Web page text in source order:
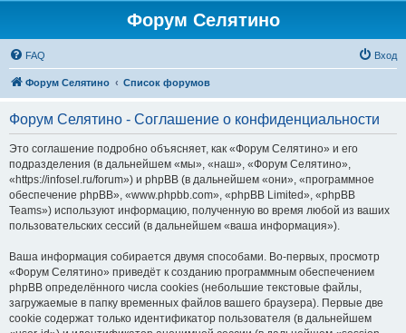
Форум Селятино
FAQ Вход
Форум Селятино Список форумов
Форум Селятино - Соглашение о конфиденциальности
Это соглашение подробно объясняет, как «Форум Селятино» и его
подразделения (в дальнейшем «мы», «наш», «Форум Селятино»,
«https://infosel.ru/forum») и phpBB (в дальнейшем «они», «программное
обеспечение phpBB», «www.phpbb.com», «phpBB Limited», «phpBB
Teams») используют информацию, полученную во время любой из ваших
пользовательских сессий (в дальнейшем «ваша информация»).
Ваша информация собирается двумя способами. Во-первых, просмотр
«Форум Селятино» приведёт к созданию программным обеспечением
phpBB определённого числа cookies (небольшие текстовые файлы,
загружаемые в папку временных файлов вашего браузера). Первые две
cookie содержат только идентификатор пользователя (в дальнейшем